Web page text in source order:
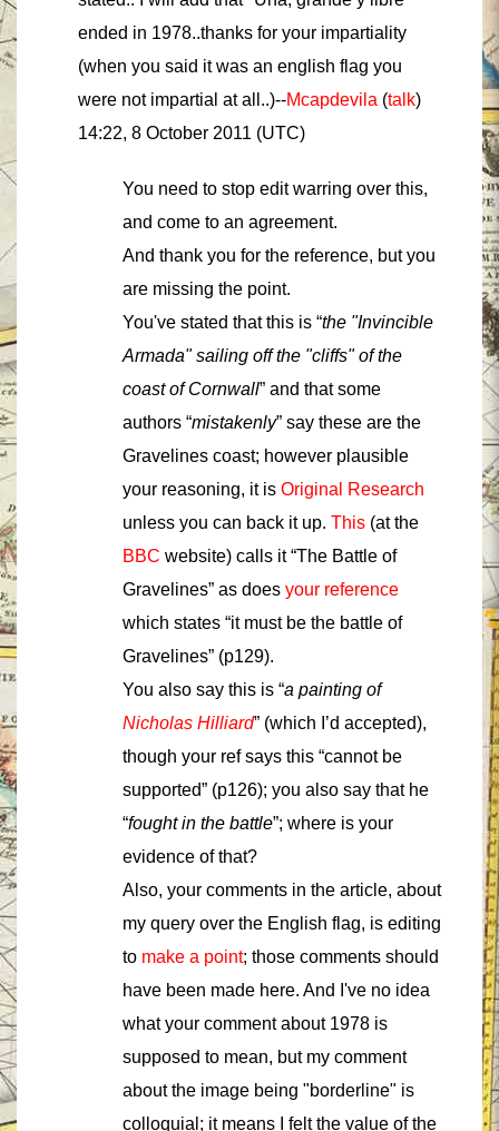
ended in 1978..thanks for your impartiality
(when you said it was an english flag you
were not impartial at all..)--Mcapdevila (talk)
14:22, 8 October 2011 (UTC)
You need to stop edit warring over this,
and come to an agreement.
And thank you for the reference, but you
are missing the point.
You've stated that this is “the "Invincible
Armada" sailing off the "cliffs" of the
coast of Cornwall” and that some
authors “mistakenly” say these are the
Gravelines coast; however plausible
your reasoning, it is Original Research
unless you can back it up. This (at the
BBC website) calls it “The Battle of
Gravelines” as does your reference
which states “it must be the battle of
Gravelines” (p129).
You also say this is “a painting of
Nicholas Hilliard” (which I’d accepted),
though your ref says this “cannot be
supported” (p126); you also say that he
“fought in the battle”; where is your
evidence of that?
Also, your comments in the article, about
my query over the English flag, is editing
to make a point; those comments should
have been made here. And I've no idea
what your comment about 1978 is
supposed to mean, but my comment
about the image being "borderline" is
colloquial; it means I felt the value of the